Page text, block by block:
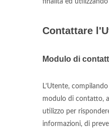
finalità ed
Contattare
Modulo di
L’Utente,
modulo di contatto,
utilizzo per
informazioni, di